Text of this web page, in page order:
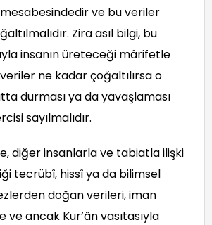
ve bu veriler
Zira asıl bilgi, bu
insanın üreteceği mârifetle
ne kadar çoğaltılırsa o
durması ya da yavaşlaması
sayılmalıdır.
diğer insanlarla ve tabiatla ilişki
tecrübî, hissî ya da bilimsel
doğan verileri, iman
ve ancak Kur’ân vasıtasıyla